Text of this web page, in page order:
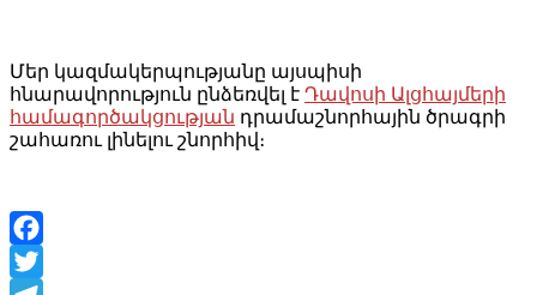
Մեր կազմակերպությանը այսպիսի
հնարավորություն ընձեռվել է Դավոսի Ալցհայմերի
համագործակցության դրամաշնորհային ծրագրի
շահառու լինելու շնորհիվ։
Facebook